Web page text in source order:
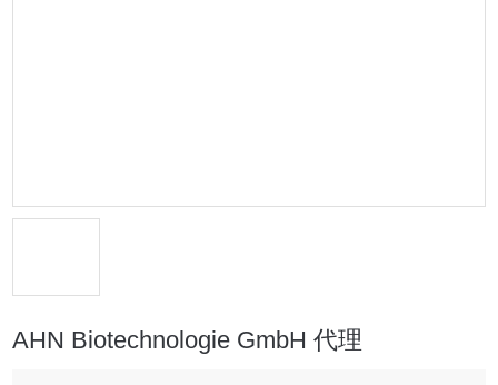
AHN Biotechnologie GmbH 代理